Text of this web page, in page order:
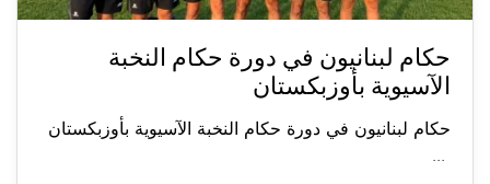
حكام لبنانيون في دورة حكام النخبة
الآسيوية بأوزبكستان
حكام لبنانيون في دورة حكام النخبة الآسيوية بأوزبكستان
...